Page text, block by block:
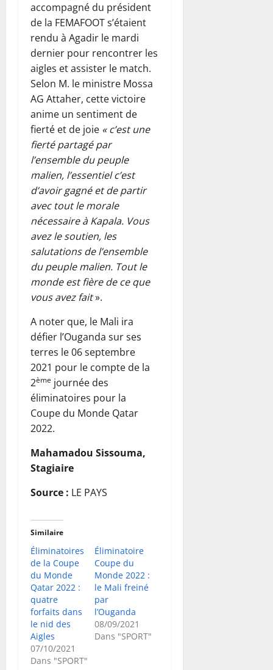
accompagné du président
de la FEMAFOOT s’étaient
rendu à Agadir le mardi
dernier pour rencontrer les
aigles et assister le match.
Selon M. le ministre Mossa
AG Attaher, cette victoire
anime un sentiment de
fierté et de joie « c’est une
fierté partagé par
l’ensemble du peuple
malien, l’essentiel c’est
d’avoir gagné et de partir
avec tout le morale
nécessaire à Kapala. Vous
avez le soutien, les
salutations de l’ensemble
du peuple malien. Tout le
monde est fière de ce que
vous avez fait».
A noter que, le Mali ira
défier l’Ouganda sur ses
terres le 06 septembre
2021 pour le compte de la
2ème journée des
éliminatoires pour la
Coupe du Monde Qatar
2022.
Mahamadou Sissouma,
Stagiaire
Source : LE PAYS
Similaire
Éliminatoires
de la Coupe
du Monde
Qatar 2022 :
quatre
forfaits dans
le nid des
Aigles
07/10/2021
Dans "SPORT"
Éliminatoire
Coupe du
Monde 2022 :
le Mali freiné
par
l’Ouganda
08/09/2021
Dans "SPORT"